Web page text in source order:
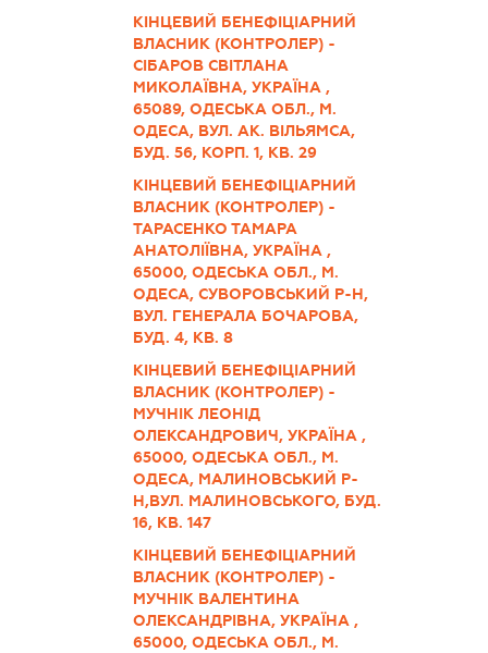
КІНЦЕВИЙ БЕНЕФІЦІАРНИЙ
ВЛАСНИК (КОНТРОЛЕР) -
СІБАРОВ СВІТЛАНА
МИКОЛАЇВНА, УКРАЇНА ,
65089, ОДЕСЬКА ОБЛ., М.
ОДЕСА, ВУЛ. АК. ВІЛЬЯМСА,
БУД. 56, КОРП. 1, КВ. 29
КІНЦЕВИЙ БЕНЕФІЦІАРНИЙ
ВЛАСНИК (КОНТРОЛЕР) -
ТАРАСЕНКО ТАМАРА
АНАТОЛІЇВНА, УКРАЇНА ,
65000, ОДЕСЬКА ОБЛ., М.
ОДЕСА, СУВОРОВСЬКИЙ Р-Н,
ВУЛ. ГЕНЕРАЛА БОЧАРОВА,
БУД. 4, КВ. 8
КІНЦЕВИЙ БЕНЕФІЦІАРНИЙ
ВЛАСНИК (КОНТРОЛЕР) -
МУЧНІК ЛЕОНІД
ОЛЕКСАНДРОВИЧ, УКРАЇНА ,
65000, ОДЕСЬКА ОБЛ., М.
ОДЕСА, МАЛИНОВСЬКИЙ Р-
Н,ВУЛ. МАЛИНОВСЬКОГО, БУД.
16, КВ. 147
КІНЦЕВИЙ БЕНЕФІЦІАРНИЙ
ВЛАСНИК (КОНТРОЛЕР) -
МУЧНІК ВАЛЕНТИНА
ОЛЕКСАНДРІВНА, УКРАЇНА ,
65000, ОДЕСЬКА ОБЛ., М.